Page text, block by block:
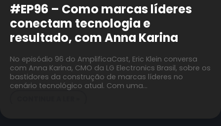
#EP96 – Como marcas líderes
conectam tecnologia e
resultado, com Anna Karina
No episódio 96 do AmplificaCast, Eric Klein conversa
com Anna Karina, CMO da LG Electronics Brasil, sobre os
bastidores da construção de marcas líderes no
cenário tecnológico atual. Com uma…